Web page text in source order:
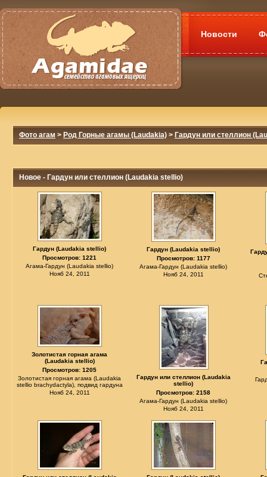
Новости
Фото агам > Род Горные агамы (Laudakia) > Гардун или стеллион
Новое - Гардун или стеллион (Laudakia stellio)
Гардун (Laudakia stellio)
Просмотров: 1221
Агама-Гардун (Laudakia stellio)
Нояб 24, 2011
Гардун (Laudakia stellio)
Просмотров: 1177
Агама-Гардун (Laudakia stellio)
Нояб 24, 2011
Золотистая горная агама
(Laudakia stellio)
Просмотров: 1205
Золотистая горная агама (Laudakia
stellio brachydactyla), подвид гардуна
Нояб 24, 2011
Гардун или стеллион (Laudakia
stellio)
Просмотров: 2158
Агама-Гардун (Laudakia stellio)
Нояб 24, 2011